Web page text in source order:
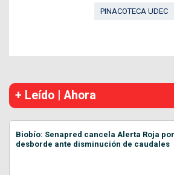
PINACOTECA UDEC
+ Leído | Ahora
Biobío: Senapred cancela Alerta Roja por
desborde ante disminución de caudales